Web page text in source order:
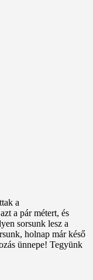
a
a pár métert, és
sorsunk lesz a
holnap már késő
ünnepe! Tegyünk